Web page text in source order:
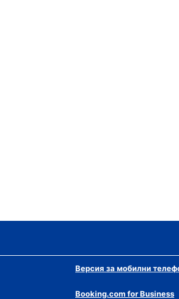
Версия за мобилни
Booking.com for Business